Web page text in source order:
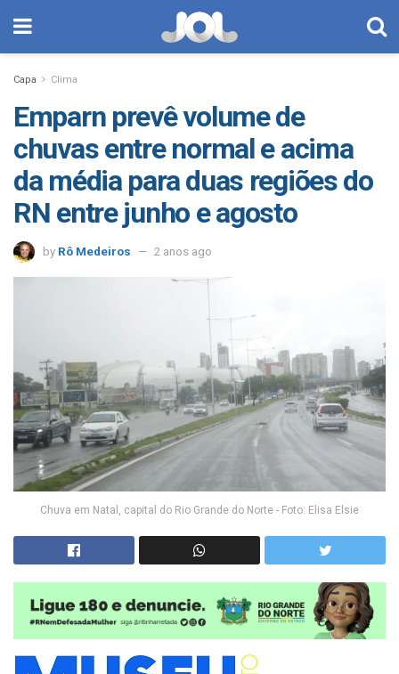
Capa Clima
Emparn prevê volume de
chuvas entre normal e acima
da média para duas regiões do
RN entre junho e agosto
by Rô Medeiros 2 anos ago
Chuva em Natal, capital do Rio Grande do Norte - Foto: Elisa Elsie